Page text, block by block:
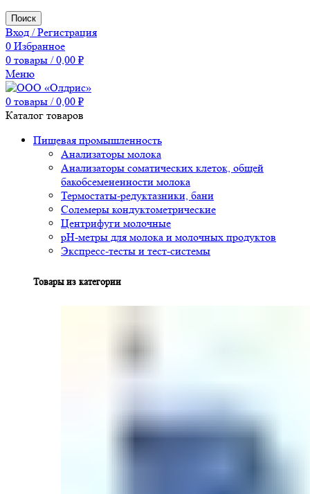
Поиск
Вход / Регистрация
0 Избранное
0 товары / 0,00 ₽
Меню
0 товары / 0,00 ₽
Каталог товаров
Пищевая промышленность
Анализаторы молока
Анализаторы соматических клеток, общей
бакобсемененности молока
Термостаты-редуктазники, бани
Солемеры кондуктометрические
Центрифуги молочные
pH-метры для молока и молочных продуктов
Экспресс-тесты и тест-системы
Товары из категории